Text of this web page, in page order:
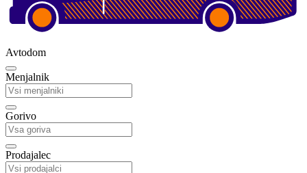
Avtodom
Menjalnik
Gorivo
Prodajalec